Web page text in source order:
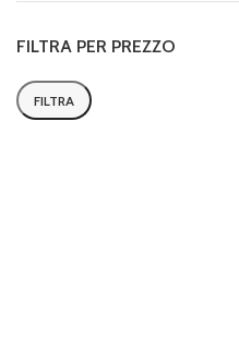
FILTRA PER PREZZO
Prezzo
Prezzo
FILTRA